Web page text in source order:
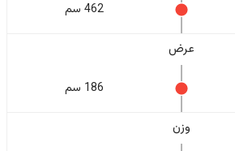
462 سم
عرض
186 سم
وزن